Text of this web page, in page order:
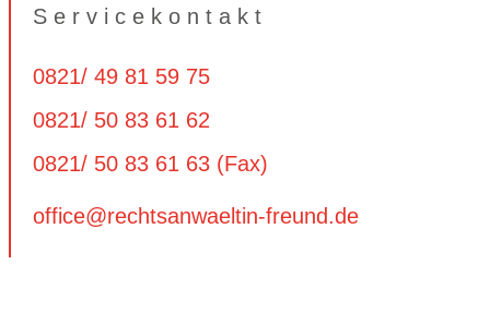
Servicekontakt
0821/ 49 81 59 75
0821/ 50 83 61 62
0821/ 50 83 61 63 (Fax)
office@rechtsanwaeltin-freund.de